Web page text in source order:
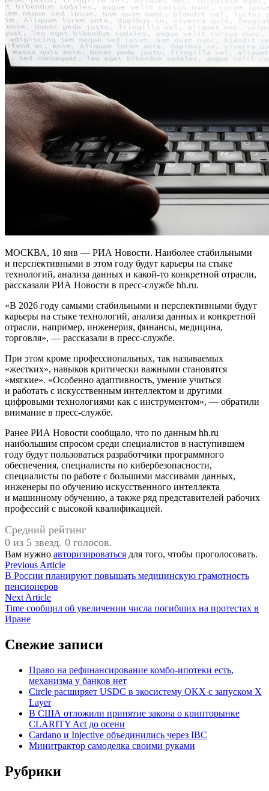
МОСКВА, 10 янв — РИА Новости. Наиболее стабильными
и перспективными в этом году будут карьеры на стыке
технологий, анализа данных и какой-то конкретной отрасли,
рассказали РИА Новости в пресс-службе hh.ru.
«В 2026 году самыми стабильными и перспективными будут
карьеры на стыке технологий, анализа данных и конкретной
отрасли, например, инженерия, финансы, медицина,
торговля», — рассказали в пресс-службе.
При этом кроме профессиональных, так называемых
«жестких», навыков критически важными становятся
«мягкие». «Особенно адаптивность, умение учиться
и работать с искусственным интеллектом и другими
цифровыми технологиями как с инструментом», — обратили
внимание в пресс-службе.
Ранее РИА Новости сообщало, что по данным hh.ru
наибольшим спросом среди специалистов в наступившем
году будут пользоваться разработчики программного
обеспечения, специалисты по кибербезопасности,
специалисты по работе с большими массивами данных,
инженеры по обучению искусственного интеллекта
и машинному обучению, а также ряд представителей рабочих
профессий с высокой квалификацией.
Средний рейтинг
0 из 5 звезд. 0 голосов.
Вам нужно авторизироваться для того, чтобы проголосовать.
Навигация
по
записям
Previous ArticlePrevious
article:
В России планируют повышать медицинскую грамотность
пенсионеров
Next ArticleNext
article:
Time сообщил об увеличении числа погибших на протестах в
Иране
Свежие записи
Право на рефинансирование комбо-ипотеки есть,
механизма у банков нет
Circle расширяет USDC в экосистему OKX с запуском X
Layer
В США отложили принятие закона о крипторынке
CLARITY Act до осени
Cardano и Injective объединились через IBC
Минитрактор самоделка своими руками
Рубрики